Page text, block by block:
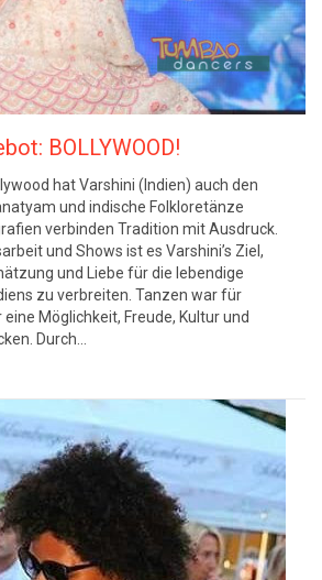
BOLLYWOOD!
hat Varshini (Indien) auch den
und indische Folkloretänze
verbinden Tradition mit Ausdruck.
und Shows ist es Varshini’s Ziel,
und Liebe für die lebendige
zu verbreiten. Tanzen war für
Möglichkeit, Freude, Kultur und
Durch…